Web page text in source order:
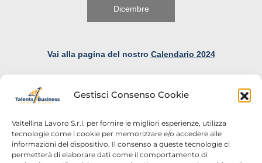
Gestisci Consenso Cookie
Valtellina Lavoro S.r.l. per fornire le migliori esperienze, utilizza
tecnologie come i cookie per memorizzare e/o accedere alle
informazioni del dispositivo. Il consenso a queste tecnologie ci
permetterà di elaborare dati come il comportamento di
Dicembre
Vai alla pagina del nostro Calendario 2024
Home Chi siamo